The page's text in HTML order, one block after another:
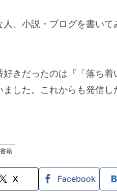
人、小説・ブログを書い
好きだったのは『「落ち
ました。これからも発信
書籍
X Facebook